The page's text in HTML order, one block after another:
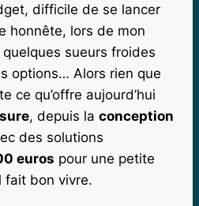
difficile de se lancer
honnête, lors de mon
quelques sueurs froides
options… Alors rien que
ce qu’offre aujourd’hui
, depuis la conception
des solutions
euros pour une petite
fait bon vivre.